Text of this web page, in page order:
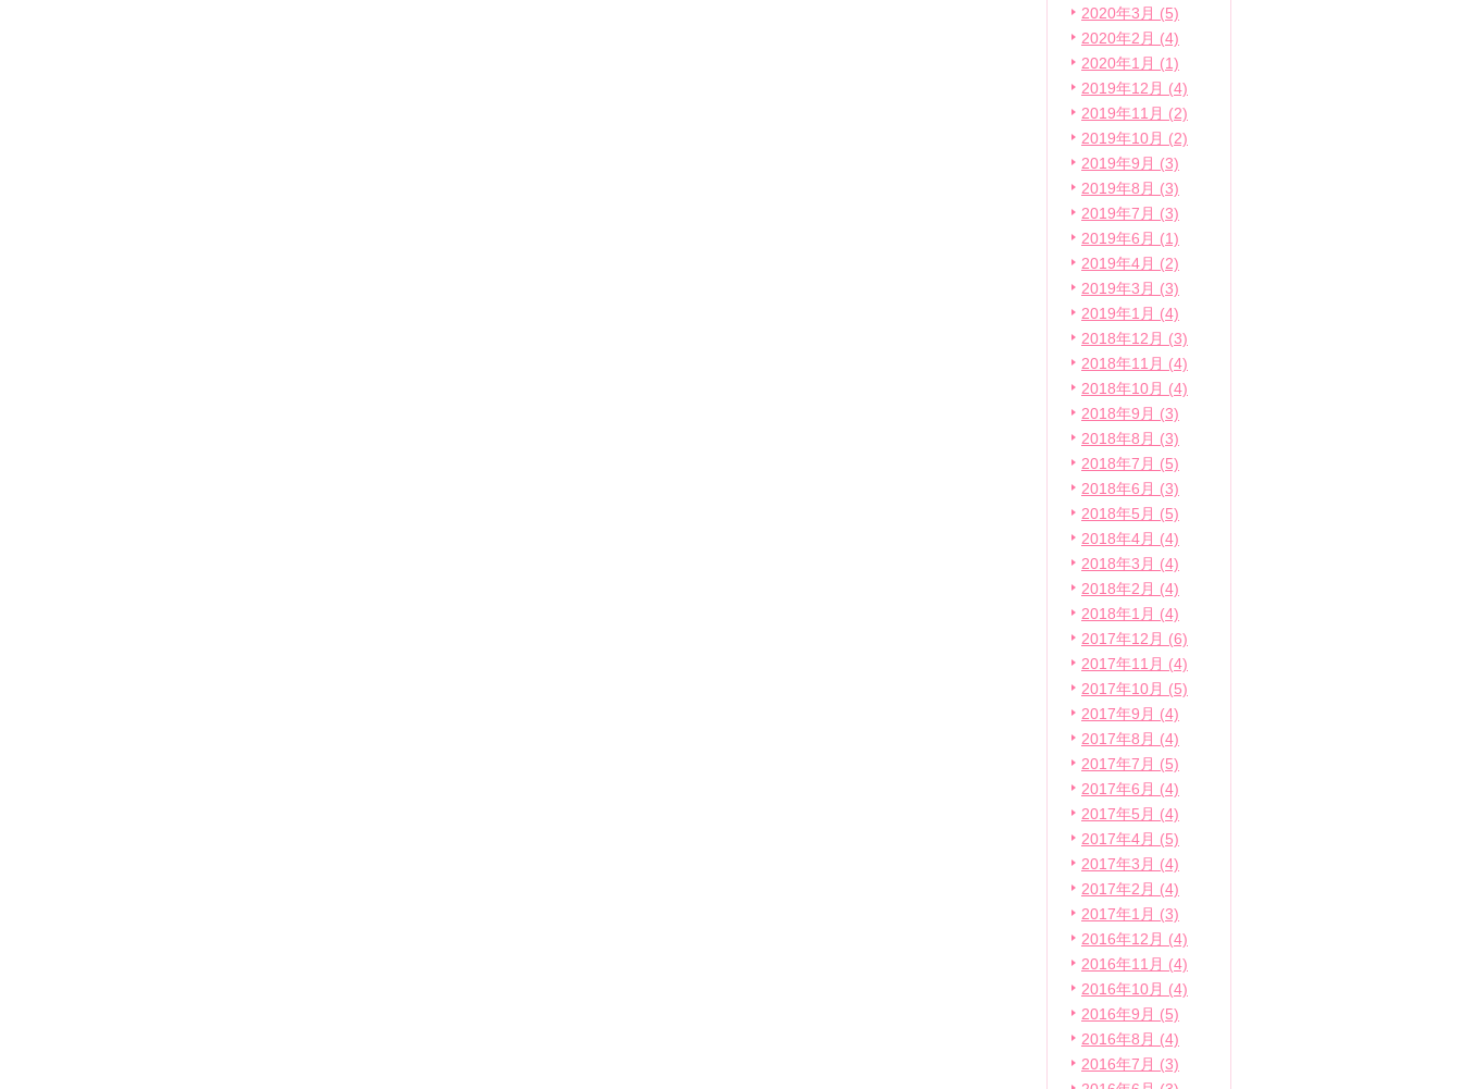
2020年3月 (5)
2020年2月 (4)
2020年1月 (1)
2019年12月 (4)
2019年11月 (2)
2019年10月 (2)
2019年9月 (3)
2019年8月 (3)
2019年7月 (3)
2019年6月 (1)
2019年4月 (2)
2019年3月 (3)
2019年1月 (4)
2018年12月 (3)
2018年11月 (4)
2018年10月 (4)
2018年9月 (3)
2018年8月 (3)
2018年7月 (5)
2018年6月 (3)
2018年5月 (5)
2018年4月 (4)
2018年3月 (4)
2018年2月 (4)
2018年1月 (4)
2017年12月 (6)
2017年11月 (4)
2017年10月 (5)
2017年9月 (4)
2017年8月 (4)
2017年7月 (5)
2017年6月 (4)
2017年5月 (4)
2017年4月 (5)
2017年3月 (4)
2017年2月 (4)
2017年1月 (3)
2016年12月 (4)
2016年11月 (4)
2016年10月 (4)
2016年9月 (5)
2016年8月 (4)
2016年7月 (3)